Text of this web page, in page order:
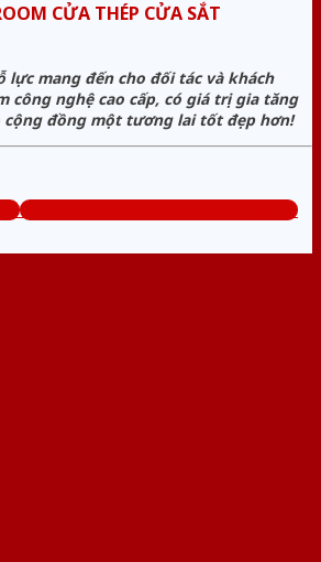
CỬA THÉP CỬA SẮT
lực mang đến cho đối tác và khách
công nghệ cao cấp, có giá trị gia tăng
cộng đồng một tương lai tốt đẹp hơn!
Tổng đài tư vấn miễn phí: 0824.400.400